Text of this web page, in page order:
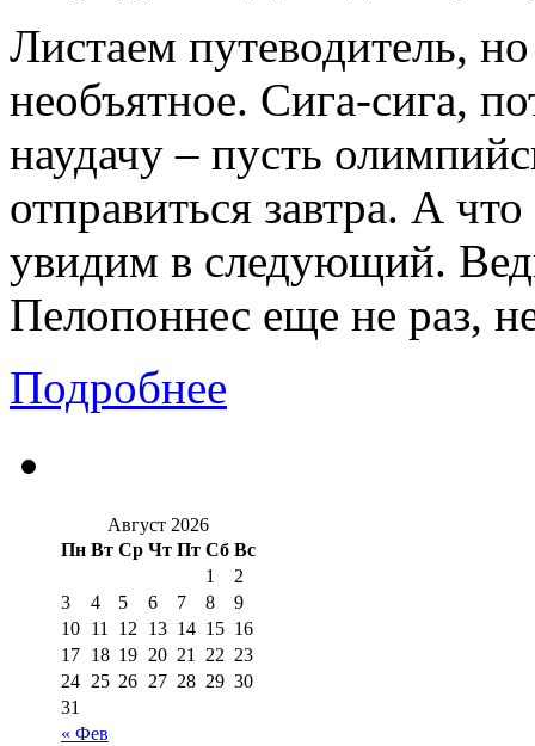
Листаем путеводитель,
необъятное. Сига-сига,
наудачу – пусть
отправиться завтра. А
увидим в следующий.
Пелопоннес еще не раз,
Подробнее
Август 2026
Пн Вт Ср Чт Пт Сб Вс
« Фев
1
2
3
4 5 6 7 8
9
10 11 12 13 14 15 16
17 18 19 20 21 22 23
24 25 26 27 28 29 30
31